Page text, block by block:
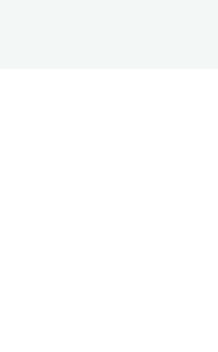
TROPICLEAN FRESH
FRESH BREATH DROPS FOR CATS
TROPICLEAN FRESH
FRESH BREATH DROPS
BREATH DROPS FOR CATS- 65 ml.
BREATH DROPS FOR CATS- 65 ml.